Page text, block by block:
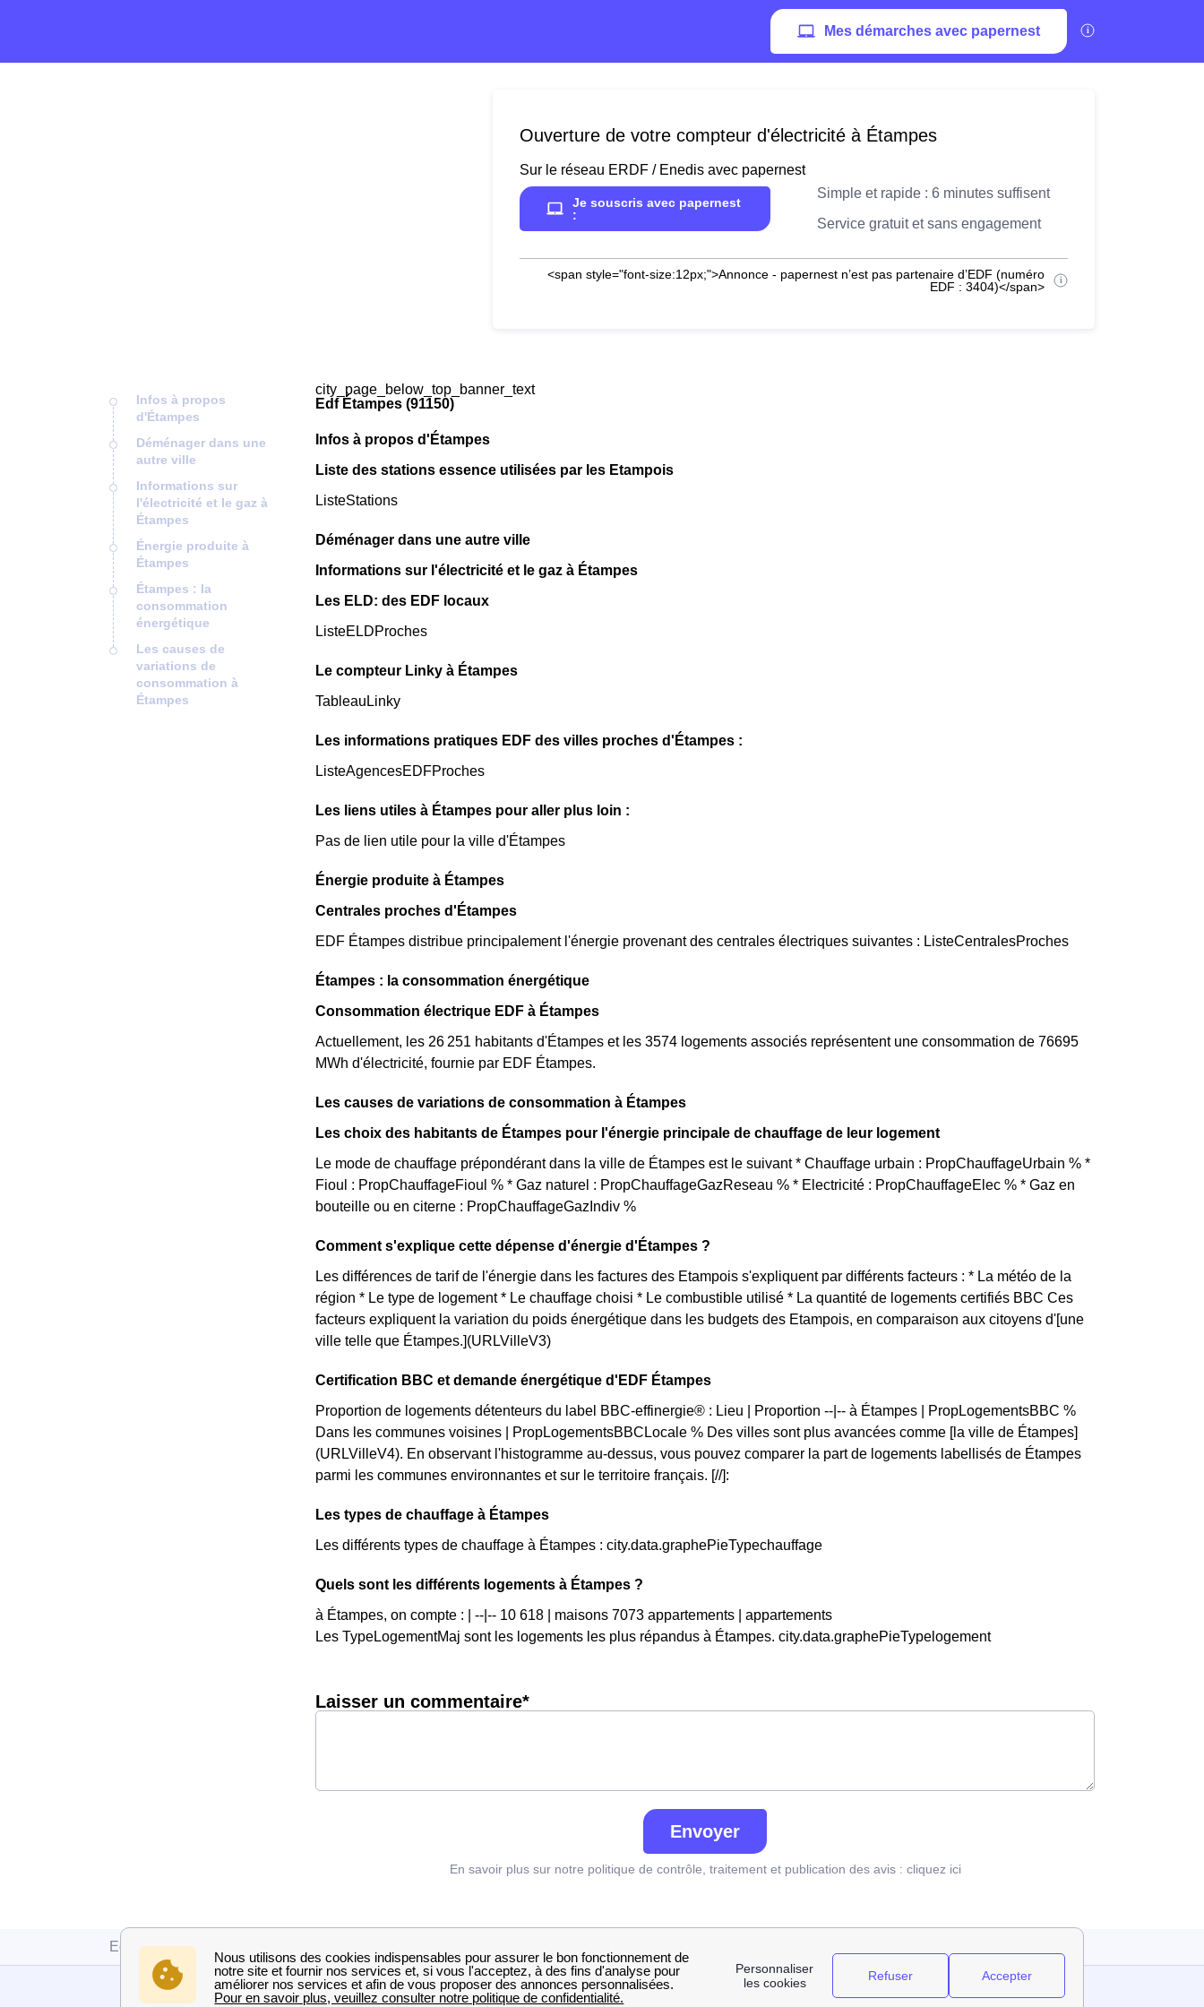
Mes démarches avec papernest
Ouverture de votre compteur d'électricité à Étampes
Sur le réseau ERDF / Enedis avec papernest
Je souscris avec papernest
:
Simple et rapide : 6 minutes suffisent
Service gratuit et sans engagement
<span style="font-size:12px;">Annonce - papernest n’est pas partenaire d’EDF (numéro
EDF : 3404)</span>
Infos à propos
d'Étampes
Déménager dans une
autre ville
Informations sur
l'électricité et le gaz à
Étampes
Énergie produite à
Étampes
Étampes : la
consommation
énergétique
Les causes de
variations de
consommation à
Étampes
city_page_below_top_banner_text
Edf Étampes (91150)
Infos à propos d'Étampes
Liste des stations essence utilisées par les Etampois
ListeStations
Déménager dans une autre ville
Informations sur l'électricité et le gaz à Étampes
Les ELD: des EDF locaux
ListeELDProches
Le compteur Linky à Étampes
TableauLinky
Les informations pratiques EDF des villes proches d'Étampes :
ListeAgencesEDFProches
Les liens utiles à Étampes pour aller plus loin :
Pas de lien utile pour la ville d'Étampes
Énergie produite à Étampes
Centrales proches d'Étampes
EDF Étampes distribue principalement l'énergie provenant des centrales électriques suivantes : ListeCentralesProches
Étampes : la consommation énergétique
Consommation électrique EDF à Étampes
Actuellement, les 26 251 habitants d'Étampes et les 3574 logements associés représentent une consommation de 76695
MWh d'électricité, fournie par EDF Étampes.
Les causes de variations de consommation à Étampes
Les choix des habitants de Étampes pour l'énergie principale de chauffage de leur logement
Le mode de chauffage prépondérant dans la ville de Étampes est le suivant * Chauffage urbain : PropChauffageUrbain % *
Fioul : PropChauffageFioul % * Gaz naturel : PropChauffageGazReseau % * Electricité : PropChauffageElec % * Gaz en
bouteille ou en citerne : PropChauffageGazIndiv %
Comment s'explique cette dépense d'énergie d'Étampes ?
Les différences de tarif de l'énergie dans les factures des Etampois s'expliquent par différents facteurs : * La météo de la
région * Le type de logement * Le chauffage choisi * Le combustible utilisé * La quantité de logements certifiés BBC Ces
facteurs expliquent la variation du poids énergétique dans les budgets des Etampois, en comparaison aux citoyens d'[une
ville telle que Étampes.](URLVilleV3)
Certification BBC et demande énergétique d'EDF Étampes
Proportion de logements détenteurs du label BBC-effinergie® : Lieu | Proportion --|-- à Étampes | PropLogementsBBC %
Dans les communes voisines | PropLogementsBBCLocale % Des villes sont plus avancées comme [la ville de Étampes]
(URLVilleV4). En observant l'histogramme au-dessus, vous pouvez comparer la part de logements labellisés de Étampes
parmi les communes environnantes et sur le territoire français. [//]:
Les types de chauffage à Étampes
Les différents types de chauffage à Étampes : city.data.graphePieTypechauffage
Quels sont les différents logements à Étampes ?
à Étampes, on compte : | --|-- 10 618 | maisons 7073 appartements | appartements
Les TypeLogementMaj sont les logements les plus répandus à Étampes. city.data.graphePieTypelogement
Laisser un commentaire*
Envoyer
En savoir plus sur notre politique de contrôle, traitement et publication des avis : cliquez ici
Edf Essonne